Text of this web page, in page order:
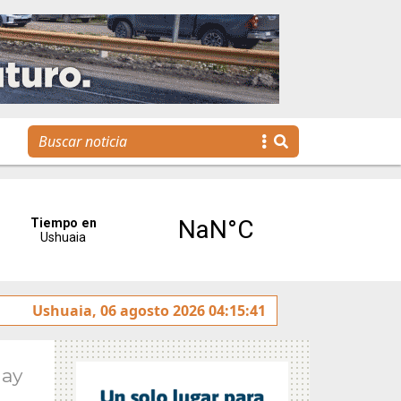
Tierra del Fuego presentó la Plataforma
Ushuaia, 06 agosto 2026 04:15:41